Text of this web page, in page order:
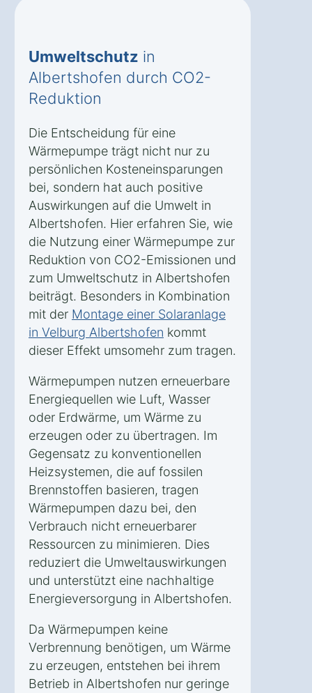
Umweltschutz in
Albertshofen durch CO2-
Reduktion
Die Entscheidung für eine
Wärmepumpe trägt nicht nur zu
persönlichen Kosteneinsparungen
bei, sondern hat auch positive
Auswirkungen auf die Umwelt in
Albertshofen. Hier erfahren Sie, wie
die Nutzung einer Wärmepumpe zur
Reduktion von CO2-Emissionen und
zum Umweltschutz in Albertshofen
beiträgt. Besonders in Kombination
mit der Montage einer Solaranlage
in Velburg Albertshofen kommt
dieser Effekt umsomehr zum tragen.
Wärmepumpen nutzen erneuerbare
Energiequellen wie Luft, Wasser
oder Erdwärme, um Wärme zu
erzeugen oder zu übertragen. Im
Gegensatz zu konventionellen
Heizsystemen, die auf fossilen
Brennstoffen basieren, tragen
Wärmepumpen dazu bei, den
Verbrauch nicht erneuerbarer
Ressourcen zu minimieren. Dies
reduziert die Umweltauswirkungen
und unterstützt eine nachhaltige
Energieversorgung in Albertshofen.
Da Wärmepumpen keine
Verbrennung benötigen, um Wärme
zu erzeugen, entstehen bei ihrem
Betrieb in Albertshofen nur geringe